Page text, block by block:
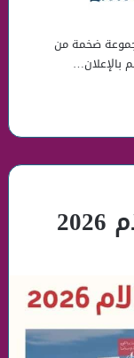
ضخمة من
بالإعلان…